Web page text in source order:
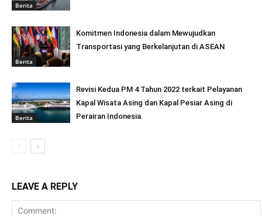
Berita
Berita
Komitmen Indonesia dalam Mewujudkan
Transportasi yang Berkelanjutan di ASEAN
Berita
Revisi Kedua PM 4 Tahun 2022 terkait Pelayanan
Kapal Wisata Asing dan Kapal Pesiar Asing di
Perairan Indonesia.
LEAVE A REPLY